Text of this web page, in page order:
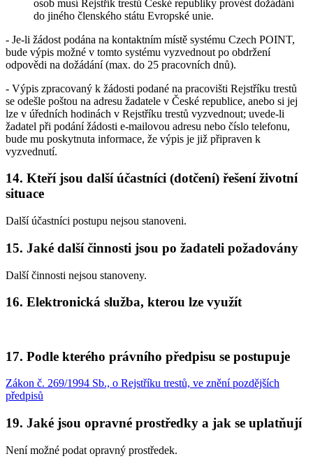
osob musí Rejstřík trestů České republiky provést dožádání
do jiného členského státu Evropské unie.
- Je-li žádost podána na kontaktním místě systému Czech POINT,
bude výpis možné v tomto systému vyzvednout po obdržení
odpovědi na dožádání (max. do 25 pracovních dnů).
- Výpis zpracovaný k žádosti podané na pracovišti Rejstříku trestů
se odešle poštou na adresu žadatele v České republice, anebo si jej
lze v úředních hodinách v Rejstříku trestů vyzvednout; uvede-li
žadatel při podání žádosti e-mailovou adresu nebo číslo telefonu,
bude mu poskytnuta informace, že výpis je již připraven k
vyzvednutí.
14. Kteří jsou další účastníci (dotčení) řešení životní
situace
Další účastníci postupu nejsou stanoveni.
15. Jaké další činnosti jsou po žadateli požadovány
Další činnosti nejsou stanoveny.
16. Elektronická služba, kterou lze využít
17. Podle kterého právního předpisu se postupuje
Zákon č. 269/1994 Sb., o Rejstříku trestů, ve znění pozdějších
předpisů
19. Jaké jsou opravné prostředky a jak se uplatňují
Není možné podat opravný prostředek.